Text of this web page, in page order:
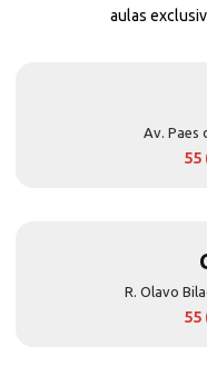
aulas
Av. Paes
55
R. Olavo
55